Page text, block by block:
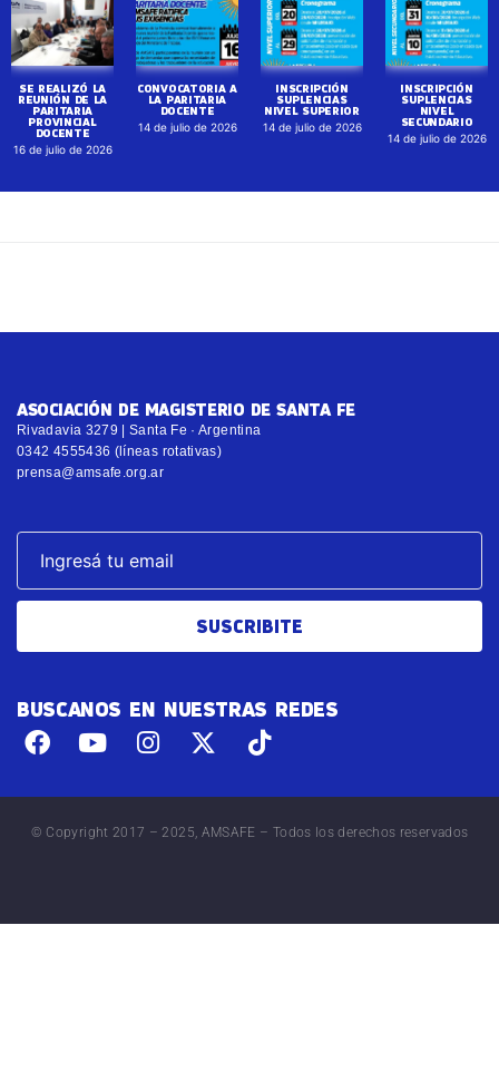
SE REALIZÓ LA
REUNIÓN DE LA
PARITARIA
PROVINCIAL
DOCENTE
16 de julio de 2026
CONVOCATORIA A
LA PARITARIA
DOCENTE
14 de julio de 2026
INSCRIPCIÓN
SUPLENCIAS
NIVEL SUPERIOR
14 de julio de 2026
INSCRIPCIÓN
SUPLENCIAS
NIVEL
SECUNDARIO
14 de julio de 2026
ASOCIACIÓN DE MAGISTERIO DE SANTA FE
Rivadavia 3279 | Santa Fe · Argentina
0342 4555436 (líneas rotativas)
prensa@amsafe.org.ar
SUSCRIBITE
BUSCANOS EN NUESTRAS REDES
© Copyright 2017 – 2025, AMSAFE – Todos los derechos reservados